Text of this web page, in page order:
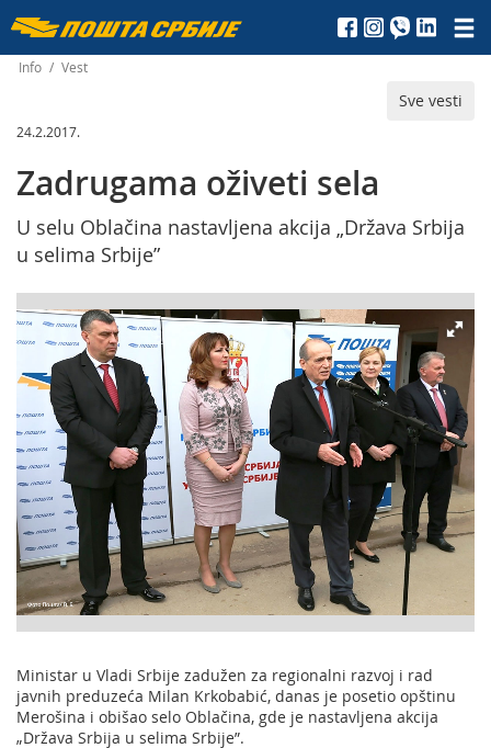
Пошта
Србије
д.о.о.
Info / Vest
Sve vesti
24.2.2017.
Zadrugama oživeti sela
U selu Oblačina nastavljena akcija „Država Srbija
u selima Srbije”
Ministar u Vladi Srbije zadužen za regionalni razvoj i rad
javnih preduzeća Milan Krkobabić, danas je posetio opštinu
Merošina i obišao selo Oblačina, gde je nastavljena akcija
„Država Srbija u selima Srbije”.